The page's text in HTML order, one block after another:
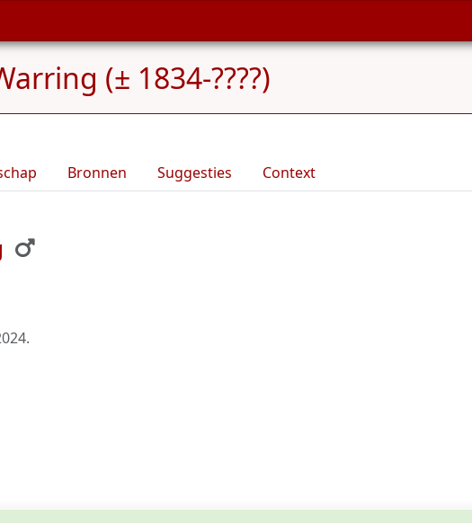
(± 1834-????)
Bronnen Suggesties Context
.